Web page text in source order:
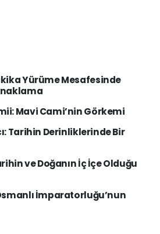
Yürüme Mesafesinde
Mavi Cami’nin Görkemi
Tarihin Derinliklerinde Bir
ve Doğanın İç İçe Olduğu
İmparatorluğu’nun